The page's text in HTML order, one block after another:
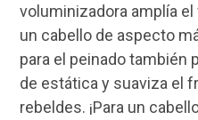
voluminizadora amplía
un cabello de aspecto
para el peinado también
de estática y suaviza el
rebeldes. ¡Para un